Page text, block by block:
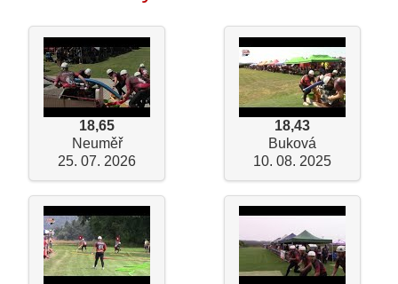
18,65
Neuměř
25. 07. 2026
18,43
Buková
10. 08. 2025